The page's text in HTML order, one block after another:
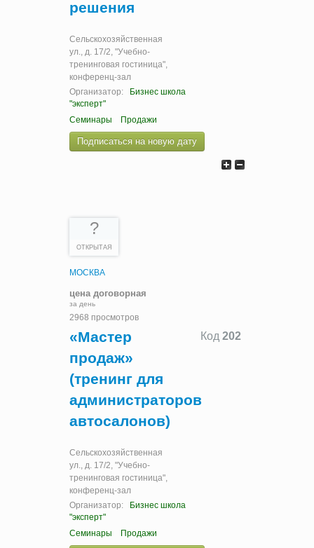
решения
Сельскохозяйственная
ул., д. 17/2, "Учебно-
тренинговая гостиница",
конференц-зал
Организатор:
Бизнес школа
"эксперт"
Семинары
Продажи
Подписаться на новую дату
?
ОТКРЫТАЯ
МОСКВА
цена договорная
за день
2968 просмотров
Код 202
«Мастер
продаж»
(тренинг для
администраторов
автосалонов)
Сельскохозяйственная
ул., д. 17/2, "Учебно-
тренинговая гостиница",
конференц-зал
Организатор:
Бизнес школа
"эксперт"
Семинары
Продажи